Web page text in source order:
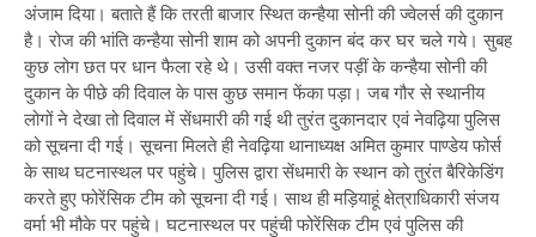
अंजाम दिया। बताते हैं कि तरती बाजार स्थित कन्हैया सोनी की ज्वेलर्स की दुकान
है। रोज की भांति कन्हैया सोनी शाम को अपनी दुकान बंद कर घर चले गये। सुबह
कुछ लोग छत पर धान फैला रहे थे। उसी वक्त नजर पड़ीं के कन्हैया सोनी की
दुकान के पीछे की दिवाल के पास कुछ समान फेंका पड़ा। जब गौर से स्थानीय
लोगों ने देखा तो दिवाल में सेंधमारी की गई थी तुरंत दुकानदार एवं नेवढ़िया पुलिस
को सूचना दी गई। सूचना मिलते ही नेवढ़िया थानाध्यक्ष अमित कुमार पाण्डेय फोर्स
के साथ घटनास्थल पर पहुंचे। पुलिस द्वारा सेंधमारी के स्थान को तुरंत बैरिकेडिंग
करते हुए फोरेंसिक टीम को सूचना दी गई। साथ ही मड़ियाहूं क्षेत्राधिकारी संजय
वर्मा भी मौके पर पहुंचे। घटनास्थल पर पहुंची फोरेंसिक टीम एवं पुलिस की